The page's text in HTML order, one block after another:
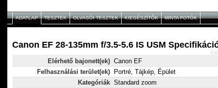
ADATLAP TESZTEK OLVASÓI TESZTEK KIEGÉSZÍTŐK MINTA FOTÓK
Canon EF 28-135mm f/3.5-5.6 IS USM
Elérhető bajonett(ek) Canon EF
Felhasználási terület(ek)
Portré, Tájkép, Épület
Kategóriák Standard zoom